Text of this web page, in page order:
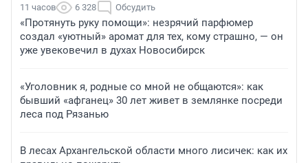
11 часов 6 328 Обсудить
«Протянуть руку помощи»: незрячий парфюмер
создал «уютный» аромат для тех, кому страшно, — он
уже увековечил в духах Новосибирск
«Уголовник я, родные со мной не общаются»: как
бывший «афганец» 30 лет живет в землянке посреди
леса под Рязанью
В лесах Архангельской области много лисичек: как их